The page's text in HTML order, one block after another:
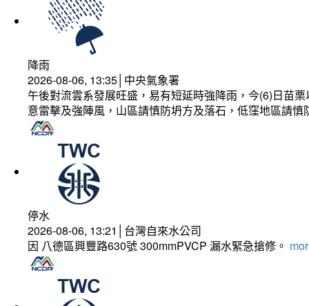
降雨
2026-08-06, 13:35│中央氣象署
午後對流雲系發展旺盛，易有短延時強降雨，今(6)日苗
意雷擊及強陣風，山區請慎防坍方及落石，低窪地區請
停水
2026-08-06, 13:21│台灣自來水公司
因 八德區興豐路630號 300mmPVCP 漏水緊急搶修。